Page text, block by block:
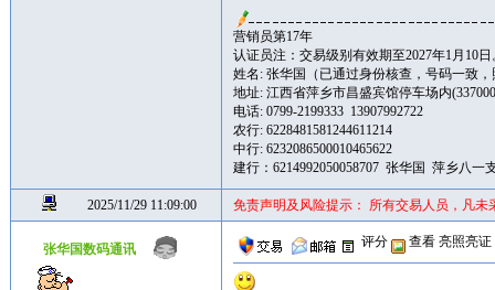
营销员第17年
认证员注：交易级别有效期至2027年1月10日
姓名: 张华国（已通过身份核查，号码一致
地址: 江西省萍乡市昌盛宾馆停车场内
电话: 0799-2199333 13907992722
农行: 6228481581244611214
中行: 6232086500010465622
建行：6214992050058707 张华国 萍乡八一
2025/11/29 11:09:00 免责声明及风险提示： 所有交易人员，凡
张华国数码通讯 评分 查看 亮照亮证